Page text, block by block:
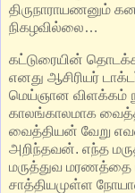
திருநாராயணனும்
நிகழவில்லை…
கட்டுரையின்
எனது ஆசிரியர்
மெய்ஞான விளக்கம்
காலங்காலமாக
வைத்தியன் வேறு
அறிந்தவன். எந்த
மருத்துவ மரணத்தை
சாத்தியமுள்ள